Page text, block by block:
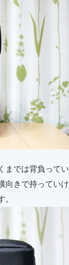
までは背負ってい
向きで持っていけ
。